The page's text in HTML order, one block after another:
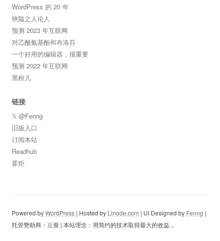
WordPress 的 20 年
狹隘之人论人
预测 2023 年互联网
对乙酰氨基酚和布洛芬
一个好用的编辑器，很重要
预测 2022 年互联网
黑粉儿
链接
𝕏 @Fenng
旧版入口
订阅本站
Readhub
霍炬
Powered byWordPress | Hosted by Linode.com | UI Designed by Fenng |
托管赞助商： 豆瓣 | 本站理念：用简约的技术取得最大的收益...